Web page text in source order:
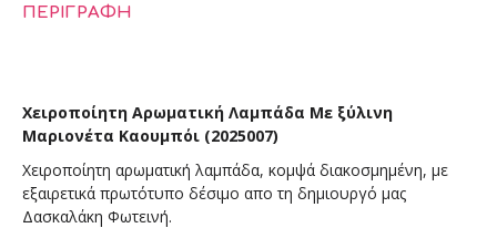
ΠΕΡΙΓΡΑΦΉ
Χειροποίητη Αρωματική Λαμπάδα Με ξύλινη
Μαριονέτα Καουμπόι (2025007)
Χειροποίητη αρωματική λαμπάδα, κομψά διακοσμημένη, με
εξαιρετικά πρωτότυπο δέσιμο απο τη δημιουργό μας
Δασκαλάκη Φωτεινή.